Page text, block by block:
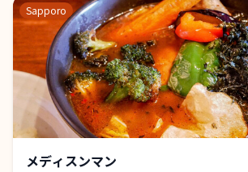
Sapporo
メディスンマン